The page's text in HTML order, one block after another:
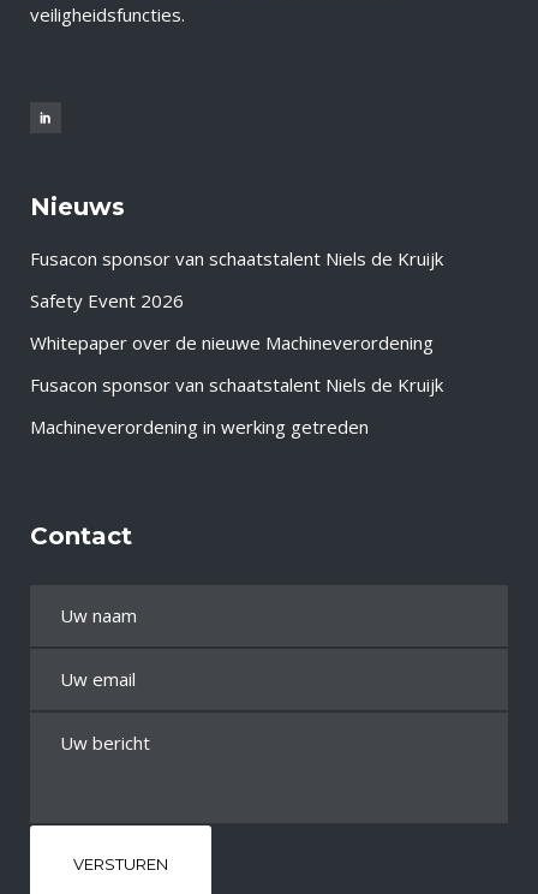
veiligheidsfuncties.
Nieuws
Fusacon sponsor van schaatstalent Niels de Kruijk
Safety Event 2026
Whitepaper over de nieuwe Machineverordening
Fusacon sponsor van schaatstalent Niels de Kruijk
Machineverordening in werking getreden
Contact